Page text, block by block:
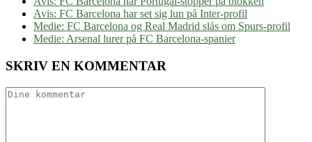
Avis: FC Barcelona har set sig lun på Inter-profil
Medie: FC Barcelona og Real Madrid slås om Spurs-profil
Medie: Arsenal lurer på FC Barcelona-spanier
SKRIV EN KOMMENTAR